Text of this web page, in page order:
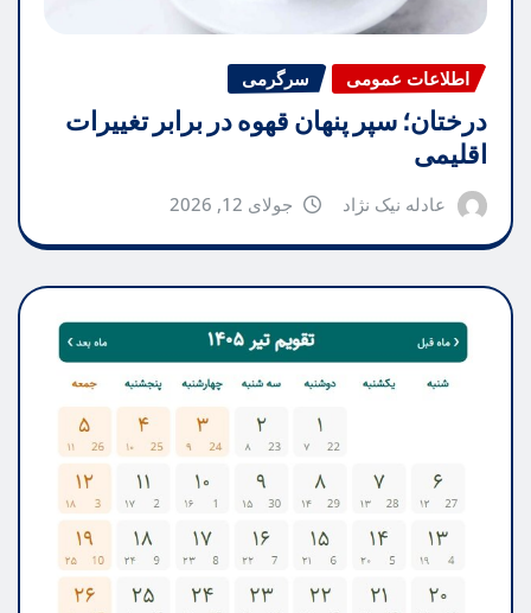
اطلاعات عمومی سرگرمی
درختان؛ سپر پنهان قهوه در برابر تغییرات
اقلیمی
عادله نیک نژاد جولای 12, 2026